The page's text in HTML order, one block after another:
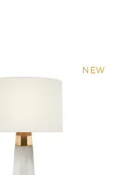
NEW